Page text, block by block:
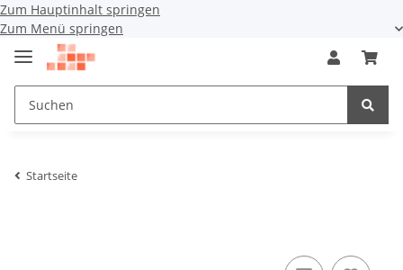
Zum Hauptinhalt springen
Zum Menü springen
Startseite